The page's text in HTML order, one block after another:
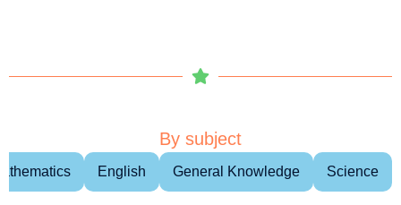
By subject
English General Knowledge Science